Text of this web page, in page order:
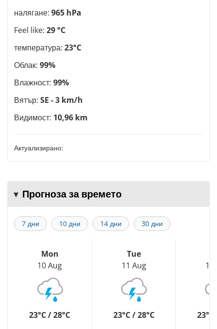
налягане: 965 hPa
Feel like: 29 °C
температура: 23°C
Облак: 99%
Влажност: 99%
Вятър: SE - 3 km/h
Видимост: 10,96 km
Актуализирано:
Прогноза за времето
7 дни 10 дни 14 дни 30 дни
Mon
10 Aug
23°C / 28°C
Tue
11 Aug
23°C / 28°C
12
23°C